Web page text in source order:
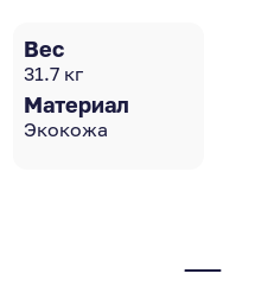
Вес
31.7 кг
Материал
Экокожа